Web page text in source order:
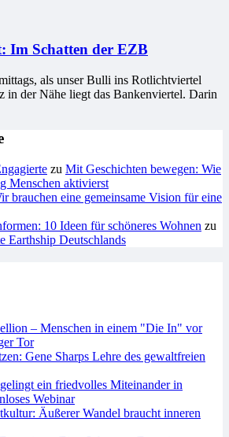
Im Schatten der EZB
als unser Bulli ins Rotlichtviertel
in der Nähe liegt das Bankenviertel. Darin
zu Mit Geschichten bewegen: Wie
Menschen aktivierst
brauchen eine gemeinsame Vision für eine
10 Ideen für schöneres Wohnen zu
Earthship Deutschlands
Gene Sharps Lehre des gewaltfreien
Äußerer Wandel braucht inneren